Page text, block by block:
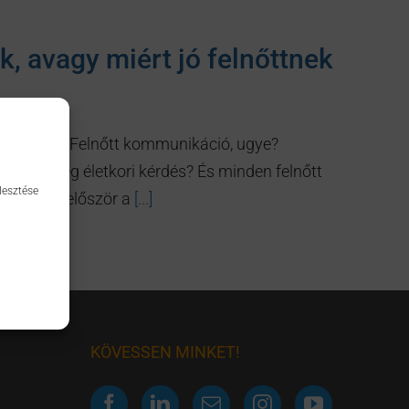
avagy miért jó felnőttnek
Felnőtt-Felnőtt kommunikáció, ugye?
tényleg életkori kérdés? És minden felnőtt
először a
KÖVESSEN MINKET!